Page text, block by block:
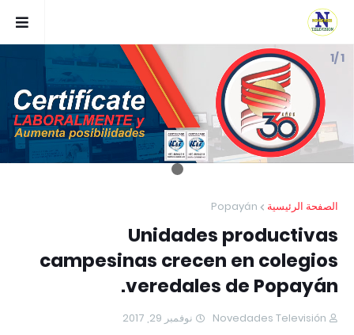
1 /1
الصفحة الرئيسية Popayán
Unidades productivas
campesinas crecen en colegios
veredales de Popayán.
Novedades Televisión نوفمبر 29, 2017